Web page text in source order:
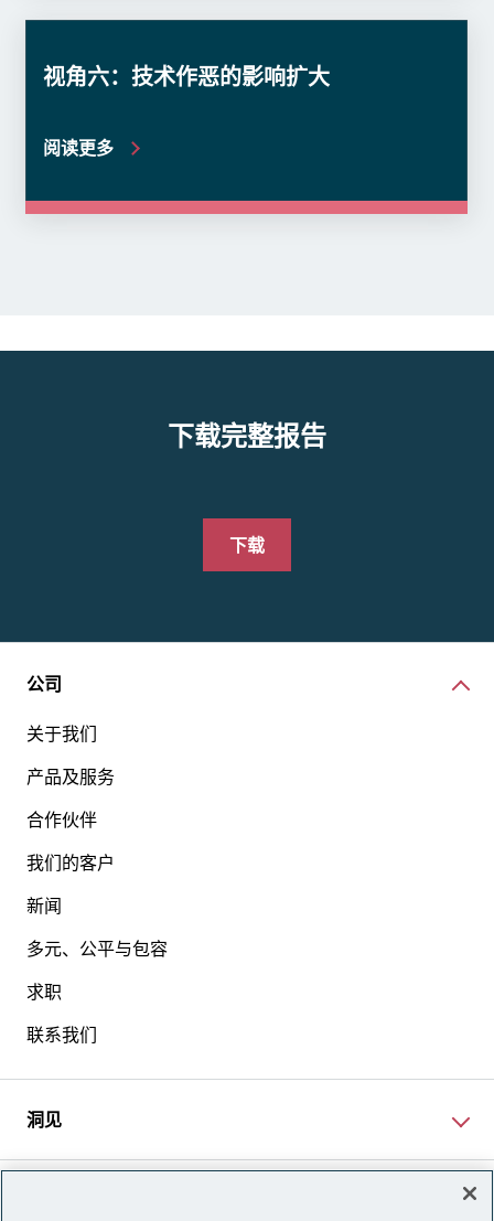
视角六：技术作恶的影响扩大
阅读更多
下载完整报告
下载
公司
关于我们
产品及服务
合作伙伴
我们的客户
新闻
多元、公平与包容
求职
联系我们
洞见